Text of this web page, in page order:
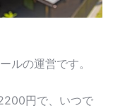
ルの運営です。
円で、いつで